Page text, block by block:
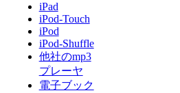
iPad
iPod-Touch
iPod
iPod-Shuffle
他社のmp3
プレーヤ
電子ブック